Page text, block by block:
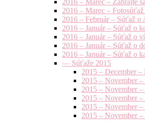
2016 – Marec –
2016 – Február – Súťaž
2016 – Január – Súťaž o
2016 – Január – Súťaž o
2016 – Január – Súťaž o
2016 – Január – Súťaž o
— Súťaže 2015
2015 – December
2015 – November
2015 – November
2015 – November
2015 – November
2015 – November